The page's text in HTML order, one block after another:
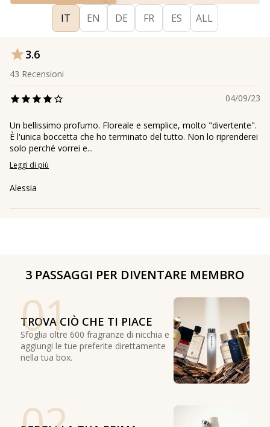
IT EN DE FR ES ALL
3.6
43 Recensioni
04/09/23
Un bellissimo profumo. Floreale e semplice, molto "divertente".
È l'unica boccetta che ho terminato del tutto. Non lo riprenderei
solo perché vorrei e...
Leggi di più
Alessia
3 PASSAGGI PER DIVENTARE MEMBRO
01
TROVA CIÒ CHE TI PIACE
Sfoglia oltre 600 fragranze di nicchia e
aggiungi le tue preferite direttamente
nella tua box.